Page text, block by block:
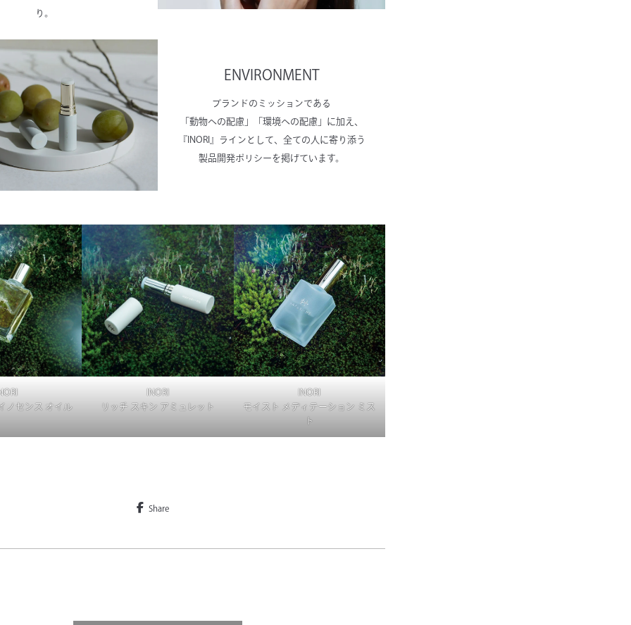
り。
ENVIRONMENT
ブランドのミッションである
「動物への配慮」「環境への配慮」に加え、
『INORI』ラインとして、全ての人に寄り添う
製品開発ポリシーを掲げています。
ノセンス オイル
INORI
リッチ スキン アミュレット
INORI
モイスト メディテーション ミス
ト
Share